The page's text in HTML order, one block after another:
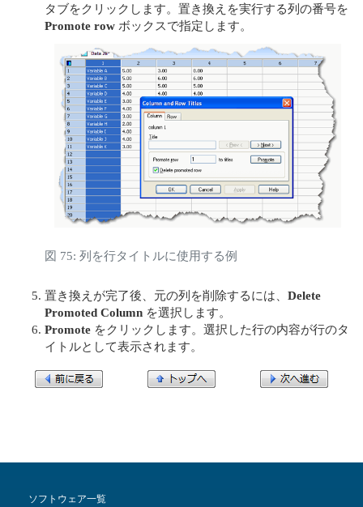
タブをクリックします。置き換えを実行する列の番号を
Promote row ボックスで指定します。
図 75: 列を行タイトルに使用する例
置き換えが完了後、元の列を削除するには、 Delete
Promoted Column を選択します。
Promote をクリックします。選択した行の内容が行のタ
イトルとして表示されます。
ソフトウェア一覧